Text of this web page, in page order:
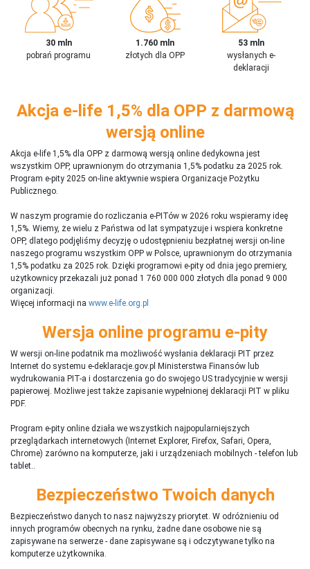
30 mln
pobrań programu
1.760 mln
złotych dla OPP
53 mln
wysłanych e-
deklaracji
Akcja e-life 1,5% dla OPP z darmową
wersją online
Akcja e-life 1,5% dla OPP z darmową wersją online dedykowna jest
wszystkim OPP, uprawnionym do otrzymania 1,5% podatku za 2025 rok.
Program e-pity 2025 on-line aktywnie wspiera Organizacje Pożytku
Publicznego.
W naszym programie do rozliczania e-PITów w 2026 roku wspieramy ideę
1,5%. Wiemy, że wielu z Państwa od lat sympatyzuje i wspiera konkretne
OPP, dlatego podjęliśmy decyzję o udostępnieniu bezpłatnej wersji on-line
naszego programu wszystkim OPP w Polsce, uprawnionym do otrzymania
1,5% podatku za 2025 rok. Dzięki programowi e-pity od dnia jego premiery,
użytkownicy przekazali już ponad 1 760 000 000 złotych dla ponad 9 000
organizacji.
Więcej informacji na www.e-life.org.pl
Wersja online programu e-pity
W wersji on-line podatnik ma możliwość wysłania deklaracji PIT przez
Internet do systemu e-deklaracje.gov.pl Ministerstwa Finansów lub
wydrukowania PIT-a i dostarczenia go do swojego US tradycyjnie w wersji
papierowej. Możliwe jest także zapisanie wypełnionej deklaracji PIT w pliku
PDF.
Program e-pity online działa we wszystkich najpopularniejszych
przeglądarkach internetowych (Internet Explorer, Firefox, Safari, Opera,
Chrome) zarówno na komputerze, jaki i urządzeniach mobilnych - telefon lub
tablet..
Bezpieczeństwo Twoich danych
Bezpieczeństwo danych to nasz najwyższy priorytet. W odróżnieniu od
innych programów obecnych na rynku, żadne dane osobowe nie są
zapisywane na serwerze - dane zapisywane są i odczytywane tylko na
komputerze użytkownika.